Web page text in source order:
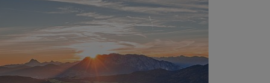
Videomaterial
Unsere Imagevideos nehmen Sie mit auf
eine Reise durch das gesamte
Salzkammergut.
Erleben Sie die Magie des Sommers ebenso